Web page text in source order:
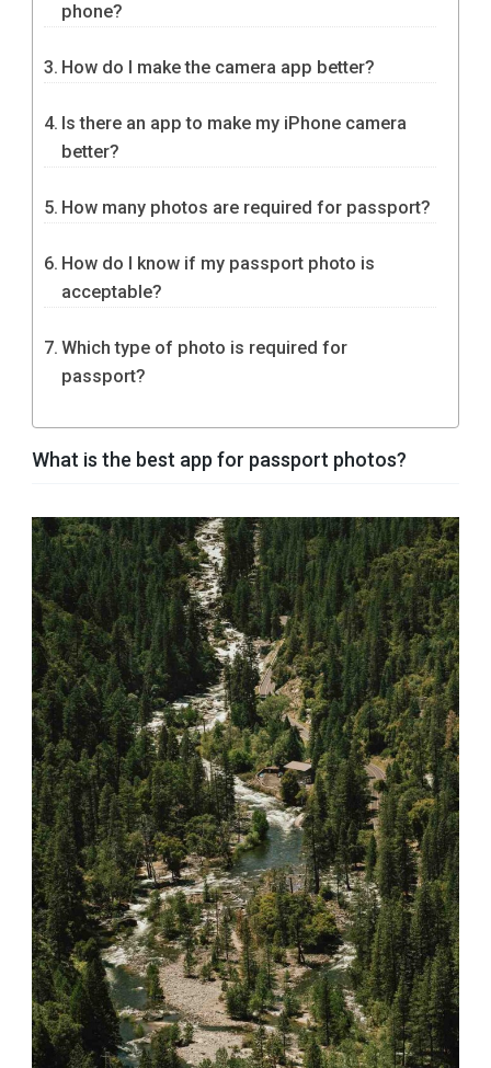
phone?
How do I make the camera app better?
Is there an app to make my iPhone camera
better?
How many photos are required for passport?
How do I know if my passport photo is
acceptable?
Which type of photo is required for
passport?
What is the best app for passport photos?